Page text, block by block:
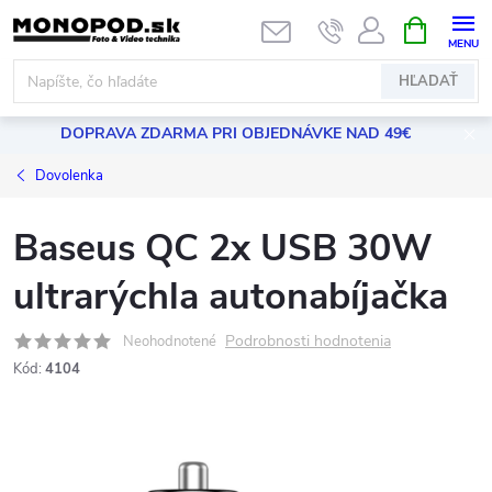
Prejsť
na
obsah
HĽADAŤ
KOŠÍK
DOPRAVA ZDARMA PRI OBJEDNÁVKE NAD 49€
Dovolenka
Baseus QC 2x USB 30W
ultrarýchla autonabíjačka
Neohodnotené Podrobnosti hodnotenia
Kód: 4104